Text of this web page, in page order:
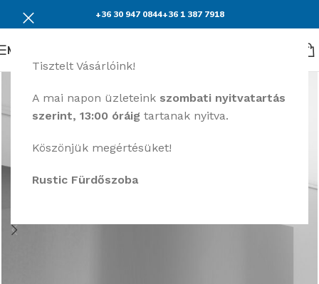
Tisztelt Vásárlóink!
A mai napon üzleteink szombati nyitvatartás
szerint, 13:00 óráig tartanak nyitva.
Köszönjük megértésüket!
Rustic Fürdőszoba
+36 30 947 0844+36 1 387 7918
Menü